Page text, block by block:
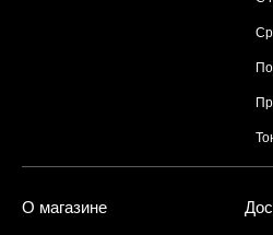
О магазине